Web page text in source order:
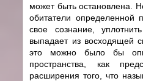
может быть остановлена.
обитатели определенной
свое сознание,
выпадает из восходящей
это можно было бы
пространства, как
расширения того, что